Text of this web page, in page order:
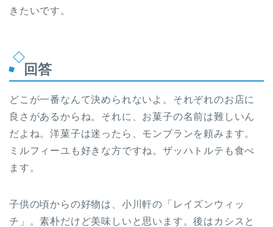
きたいです。
回答
どこが一番なんて決められないよ。それぞれのお店に
良さがあるからね。それに、お菓子の名前は難しいん
だよね。洋菓子は迷ったら、モンブランを頼みます。
ミルフィーユも好きな方ですね。ザッハトルテも食べ
ます。
子供の頃からの好物は、小川軒の「レイズンウィッ
チ」。素朴だけど美味しいと思います。後はカシスと